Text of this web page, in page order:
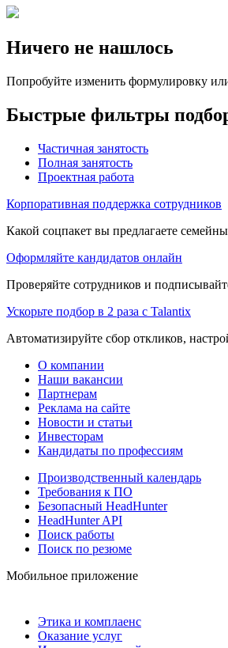
Ничего не нашлось
Попробуйте изменить формулировку
Быстрые фильтры
Частичная занятость
Полная занятость
Проектная работа
Корпоративная поддержка сотрудников
Какой соцпакет вы предлагаете
Оформляйте кандидатов онлайн
Проверяйте сотрудников и
Ускорьте подбор в 2 раза с Talantix
Автоматизируйте сбор откликов,
О компании
Наши вакансии
Партнерам
Реклама на сайте
Новости и статьи
Инвесторам
Кандидаты по профессиям
Производственный календарь
Требования к ПО
Безопасный HeadHunter
HeadHunter API
Поиск работы
Поиск по резюме
Мобильное приложение
Этика и комплаенс
Оказание услуг